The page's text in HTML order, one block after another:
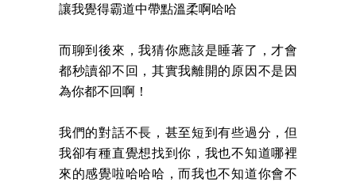
讓我覺得霸道中帶點溫柔啊哈哈
而聊到後來，我猜你應該是睡著了，才會
都秒讀卻不回，其實我離開的原因不是因
為你都不回啊！
我們的對話不長，甚至短到有些過分，但
我卻有種直覺想找到你，我也不知道哪裡
來的感覺啦哈哈哈，而我也不知道你會不